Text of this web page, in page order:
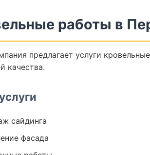
работы в
предлагает услуги
качества.
сайдинга
фасада